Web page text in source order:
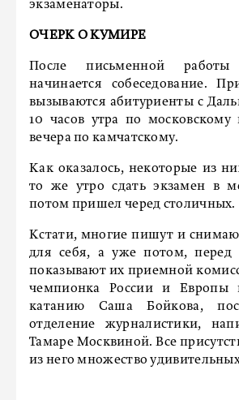
экзаменаторы.
ОЧЕРК О КУМИРЕ
После письменной
начинается собеседование.
вызываются абитуриенты с
10 часов утра по
вечера по камчатскому.
Как оказалось, некоторые из
то же утро сдать экзамен в
потом пришел черед столичных.
Кстати, многие пишут и
для себя, а уже потом, перед
показывают их приемной
чемпионка России и Европы
катанию Саша Бойкова,
отделение журналистики,
Тамаре Москвиной. Все
из него множество